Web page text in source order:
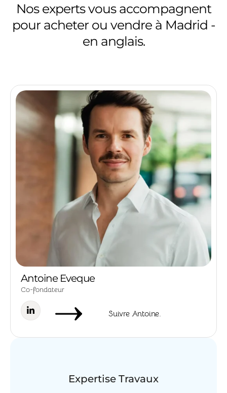
Nos experts vous accompagnent
pour acheter ou vendre à Madrid -
en anglais.
Antoine Eveque
Co-fondateur
Suivre Antoine.
Expertise Travaux